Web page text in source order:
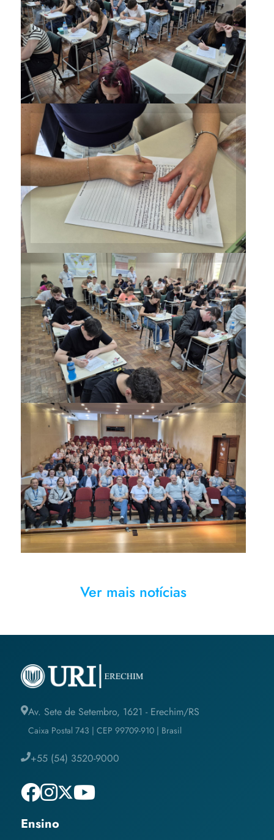
Vestibulandos dos demais
cursos fizeram apenas a prova
de redação
Vestibulandos dos demais
cursos fizeram apenas a prova
de redação
Vestibulandos dos demais
cursos fizeram apenas a prova
de redação
Equipe de professores e
funcionários que atuou no
concurso
Ver mais notícias
Av. Sete de Setembro, 1621 - Erechim/RS
Caixa Postal 743 | CEP 99709-910 | Brasil
+55 (54) 3520-9000
Ensino